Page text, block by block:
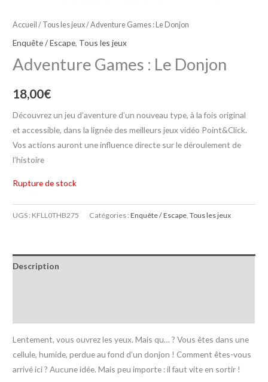
Accueil / Tous les jeux/ Adventure Games : Le Donjon
Enquête / Escape, Tous les jeux
Adventure Games : Le Donjon
18,00€
Découvrez un jeu d’aventure d’un nouveau type, à la fois original
et accessible, dans la lignée des meilleurs jeux vidéo Point&Click.
Vos actions auront une influence directe sur le déroulement de
l’histoire
Rupture de stock
UGS : KFLL0THB275 Catégories :Enquête / Escape ,Tous les jeux
Description
Lentement, vous ouvrez les yeux. Mais qu… ? Vous êtes dans une
cellule, humide, perdue au fond d’un donjon ! Comment êtes-vous
arrivé ici ? Aucune idée. Mais peu importe : il faut vite en sortir !